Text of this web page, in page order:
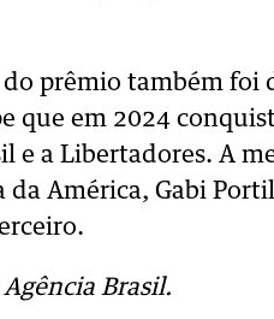
prêmio também foi
que em 2024
e a Libertadores. A
da América, Gabi
Brasil.